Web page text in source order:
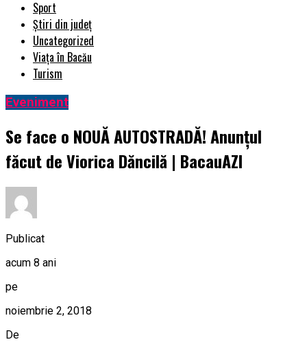
Sport
Știri din județ
Uncategorized
Viața în Bacău
Turism
Eveniment
Se face o NOUĂ AUTOSTRADĂ! Anunțul
făcut de Viorica Dăncilă | BacauAZI
Publicat
acum 8 ani
pe
noiembrie 2, 2018
De